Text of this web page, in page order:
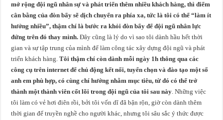
mở rộng đội ngũ nhân sự và phát triển thêm nhiều khách hàng, thì điểm
cân bằng của đòn bẩy sẽ dịch chuyển ra phía xa, tức là tôi có thể “làm ít
hưởng nhiều”, thậm chí là bước ra khỏi đòn bẩy để đội ngũ nhân lực
đứng trên đó thay mình. Đây cũng là lý do vì sao tôi dành hầu hết thời
gian và sự tập trung của mình để làm công tác xây dựng đội ngũ và phát
triển khách hàng.Tôi thậm chí còn dành mỗi ngày 1h thông qua các
công cụ trên internet để chủ động kết nối, tuyển chọn và đào tạo một số
anh em phù hợp, có cùng chí hướng nhằm mục tiêu, từ đó có thể trở
thành một thành viên cốt lõi trong đội ngũ của tôi sau này. Những việc
tôi làm có vẻ hơi điên rồi, bởi tôi vốn dĩ đã bận rộn, giờ còn dành thêm
thời gian để truyền nghề cho người khác, nhưng tôi sâu sắc ý thức được